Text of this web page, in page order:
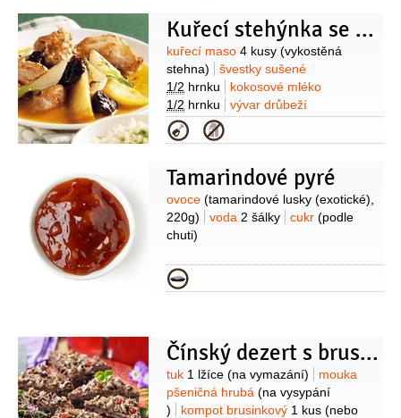
(rýžové)
sójová omáčka4 lžíce Kuřecí stehýnka se švestkami
Suroviny
kuřecí maso 4 kusy (vykostěná
stehna)
švestky sušené
1/2 hrnku
kokosové mléko
1/2 hrnku
vývar drůbeží
1/2hrnku
4 kusy
olej3 lžíce
cukr
Kategorie
Tamarindové pyré
Suroviny
ovoce (tamarindové lusky (exotické),
220g)
voda 2 šálky cukr (podle
chuti)
Kategorie
Čínský dezert s brusinkami
Suroviny
tuk 1 lžíce (na vymazání)
mouka
pšeničná hrubá (na vysypání
)
kompot brusinkový 1 kus (nebo